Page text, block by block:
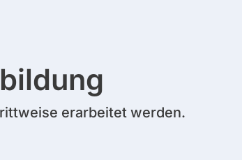
erarbeitet werden.